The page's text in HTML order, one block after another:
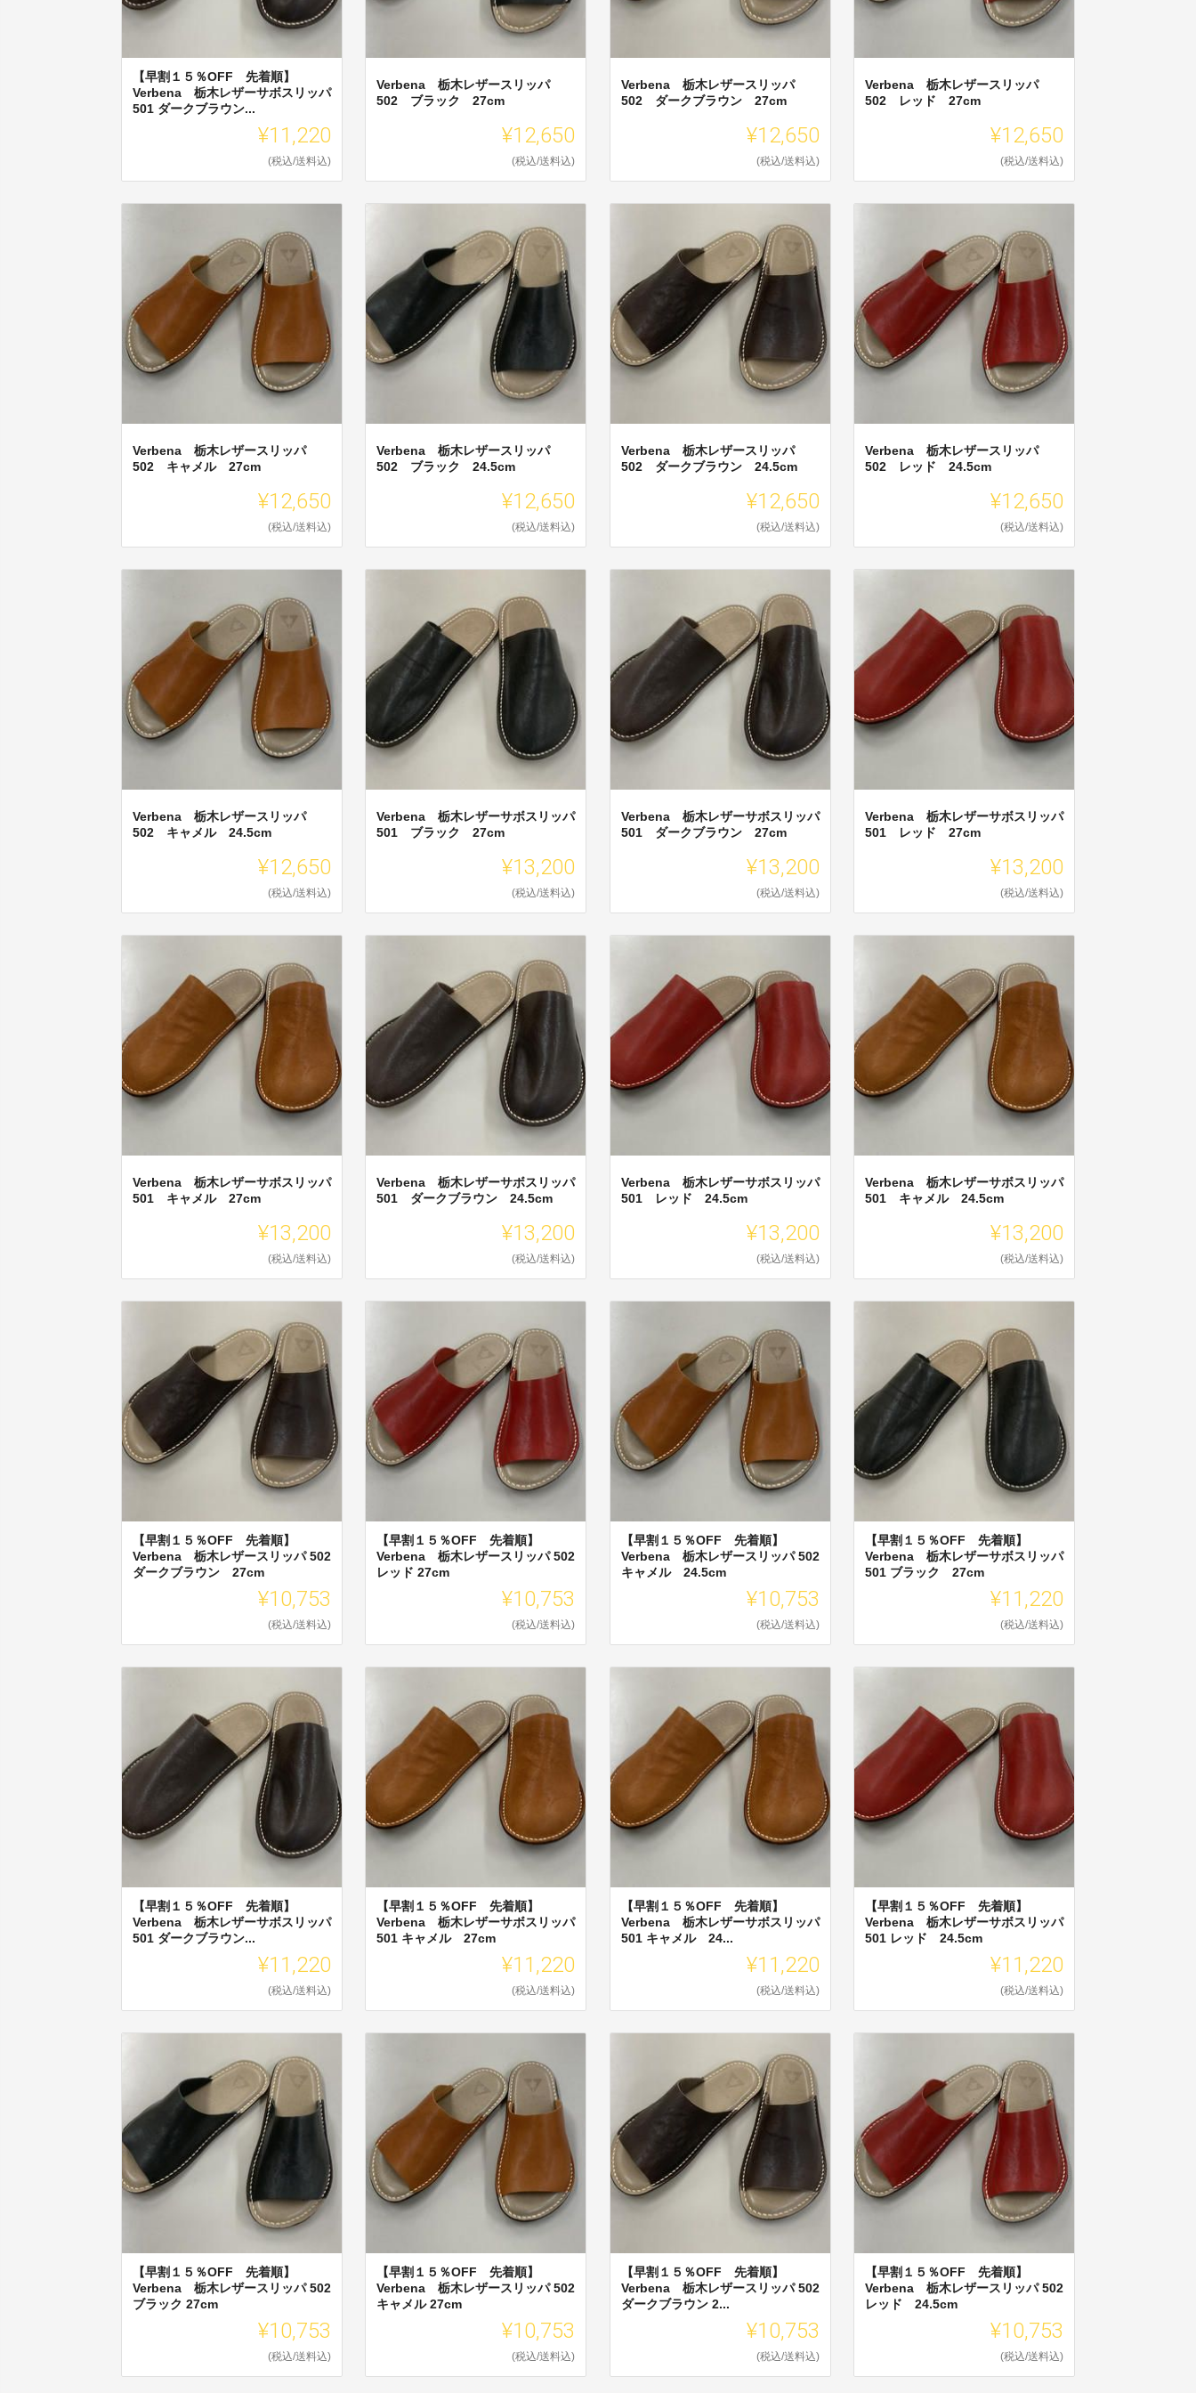
【早割１５％OFF 先着順】
Verbena 栃木レザーサボスリッパ
501 ダークブラウン...
¥11,220
(税込/送料込)
Verbena 栃木レザースリッパ
502 ブラック 27cm
¥12,650
(税込/送料込)
Verbena 栃木レザースリッパ
502 ダークブラウン 27cm
¥12,650
(税込/送料込)
Verbena 栃木レザースリッパ
502 レッド 27cm
¥12,650
(税込/送料込)
Verbena 栃木レザースリッパ
502 キャメル 27cm
¥12,650
(税込/送料込)
Verbena 栃木レザースリッパ
502 ブラック 24.5cm
¥12,650
(税込/送料込)
Verbena 栃木レザースリッパ
502 ダークブラウン 24.5cm
¥12,650
(税込/送料込)
Verbena 栃木レザースリッパ
502 レッド 24.5cm
¥12,650
(税込/送料込)
Verbena 栃木レザースリッパ
502 キャメル 24.5cm
¥12,650
(税込/送料込)
Verbena 栃木レザーサボスリッパ
501 ブラック 27cm
¥13,200
(税込/送料込)
Verbena 栃木レザーサボスリッパ
501 ダークブラウン 27cm
¥13,200
(税込/送料込)
Verbena 栃木レザーサボスリッパ
501 レッド 27cm
¥13,200
(税込/送料込)
Verbena 栃木レザーサボスリッパ
501 キャメル 27cm
¥13,200
(税込/送料込)
Verbena 栃木レザーサボスリッパ
501 ダークブラウン 24.5cm
¥13,200
(税込/送料込)
Verbena 栃木レザーサボスリッパ
501 レッド 24.5cm
¥13,200
(税込/送料込)
Verbena 栃木レザーサボスリッパ
501 キャメル 24.5cm
¥13,200
(税込/送料込)
【早割１５％OFF 先着順】
Verbena 栃木レザースリッパ 502
ダークブラウン 27cm
¥10,753
(税込/送料込)
【早割１５％OFF 先着順】
Verbena 栃木レザースリッパ 502
レッド 27cm
¥10,753
(税込/送料込)
【早割１５％OFF 先着順】
Verbena 栃木レザースリッパ 502
キャメル 24.5cm
¥10,753
(税込/送料込)
【早割１５％OFF 先着順】
Verbena 栃木レザーサボスリッパ
501 ブラック 27cm
¥11,220
(税込/送料込)
【早割１５％OFF 先着順】
Verbena 栃木レザーサボスリッパ
501 ダークブラウン...
¥11,220
(税込/送料込)
【早割１５％OFF 先着順】
Verbena 栃木レザーサボスリッパ
501 キャメル 27cm
¥11,220
(税込/送料込)
【早割１５％OFF 先着順】
Verbena 栃木レザーサボスリッパ
501 キャメル 24...
¥11,220
(税込/送料込)
【早割１５％OFF 先着順】
Verbena 栃木レザーサボスリッパ
501 レッド 24.5cm
¥11,220
(税込/送料込)
【早割１５％OFF 先着順】
Verbena 栃木レザースリッパ 502
ブラック 27cm
¥10,753
(税込/送料込)
【早割１５％OFF 先着順】
Verbena 栃木レザースリッパ 502
キャメル 27cm
¥10,753
(税込/送料込)
【早割１５％OFF 先着順】
Verbena 栃木レザースリッパ 502
ダークブラウン 2...
¥10,753
(税込/送料込)
【早割１５％OFF 先着順】
Verbena 栃木レザースリッパ 502
レッド 24.5cm
¥10,753
(税込/送料込)